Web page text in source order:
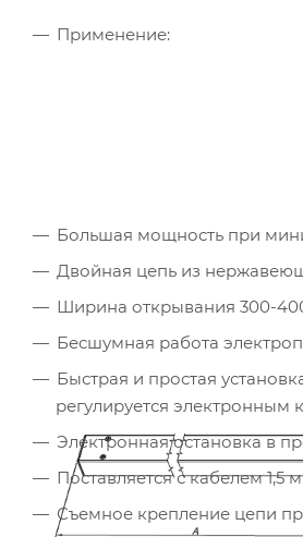
Применение:
Большая мощность при
Двойная цепь из
Ширина открывания 300-
Бесшумная работа
Быстрая и простая
регулируется
Электронная остановка в
Поставляется с кабелем 1,5 м
Съемное крепление цепи